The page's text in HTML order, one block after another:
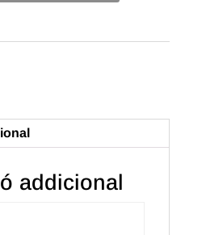
addicional